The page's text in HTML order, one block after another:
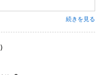
続きを見る
）